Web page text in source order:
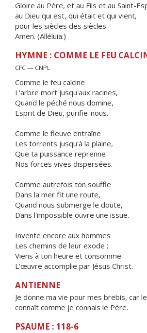
Gloire au Père, et au Fils et au Saint-
au Dieu qui est, qui était et qui vient,
pour les siècles des siècles.
Amen. (Alléluia.)
HYMNE : COMME LE FEU
CFC — CNPL
Comme le feu calcine
L'arbre mort jusqu'aux racines,
Quand le péché nous domine,
Esprit de Dieu, purifie-nous.
Comme le fleuve entraîne
Les torrents jusqu'à la plaine,
Que ta puissance reprenne
Nos forces vives dispersées.
Comme autrefois ton souffle
Dans la mer fit une route,
Quand nous submerge le doute,
Dans l'impossible ouvre une issue.
Invente encore aux hommes
Les chemins de leur exode ;
Viens à ton heure et consomme
L'œuvre accomplie par Jésus Christ.
ANTIENNE
Je donne ma vie pour mes brebis, car
connaît comme je connais le Père.
PSAUME : 118-6